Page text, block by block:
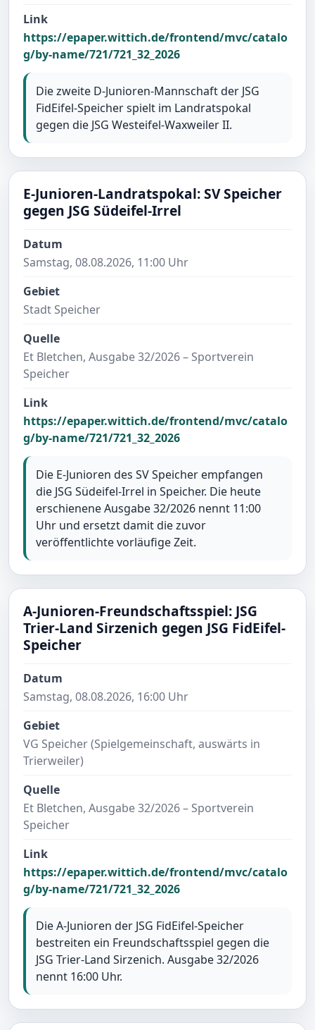
Link
https://epaper.wittich.de/frontend/mvc/catalo
g/by-name/721/721_32_2026
Die zweite D-Junioren-Mannschaft der JSG
FidEifel-Speicher spielt im Landratspokal
gegen die JSG Westeifel-Waxweiler II.
E-Junioren-Landratspokal: SV Speicher
gegen JSG Südeifel-Irrel
Datum
Samstag, 08.08.2026, 11:00 Uhr
Gebiet
Stadt Speicher
Quelle
Et Bletchen, Ausgabe 32/2026 – Sportverein
Speicher
Link
https://epaper.wittich.de/frontend/mvc/catalo
g/by-name/721/721_32_2026
Die E-Junioren des SV Speicher empfangen
die JSG Südeifel-Irrel in Speicher. Die heute
erschienene Ausgabe 32/2026 nennt 11:00
Uhr und ersetzt damit die zuvor
veröffentlichte vorläufige Zeit.
A-Junioren-Freundschaftsspiel: JSG
Trier-Land Sirzenich gegen JSG FidEifel-
Speicher
Datum
Samstag, 08.08.2026, 16:00 Uhr
Gebiet
VG Speicher (Spielgemeinschaft, auswärts in
Trierweiler)
Quelle
Et Bletchen, Ausgabe 32/2026 – Sportverein
Speicher
Link
https://epaper.wittich.de/frontend/mvc/catalo
g/by-name/721/721_32_2026
Die A-Junioren der JSG FidEifel-Speicher
bestreiten ein Freundschaftsspiel gegen die
JSG Trier-Land Sirzenich. Ausgabe 32/2026
nennt 16:00 Uhr.